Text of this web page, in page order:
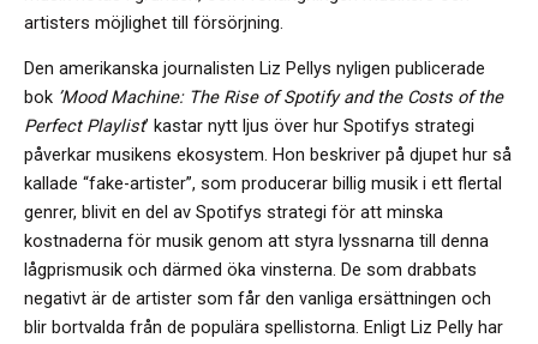
artisters möjlighet till försörjning.
Den amerikanska journalisten Liz Pellys nyligen publicerade
bok ’Mood Machine: The Rise of Spotify and the Costs of the
Perfect Playlist’ kastar nytt ljus över hur Spotifys strategi
påverkar musikens ekosystem. Hon beskriver på djupet hur så
kallade “fake-artister”, som producerar billig musik i ett flertal
genrer, blivit en del av Spotifys strategi för att minska
kostnaderna för musik genom att styra lyssnarna till denna
lågprismusik och därmed öka vinsterna. De som drabbats
negativt är de artister som får den vanliga ersättningen och
blir bortvalda från de populära spellistorna. Enligt Liz Pelly har